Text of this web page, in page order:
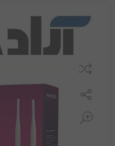
مقایسه کنید